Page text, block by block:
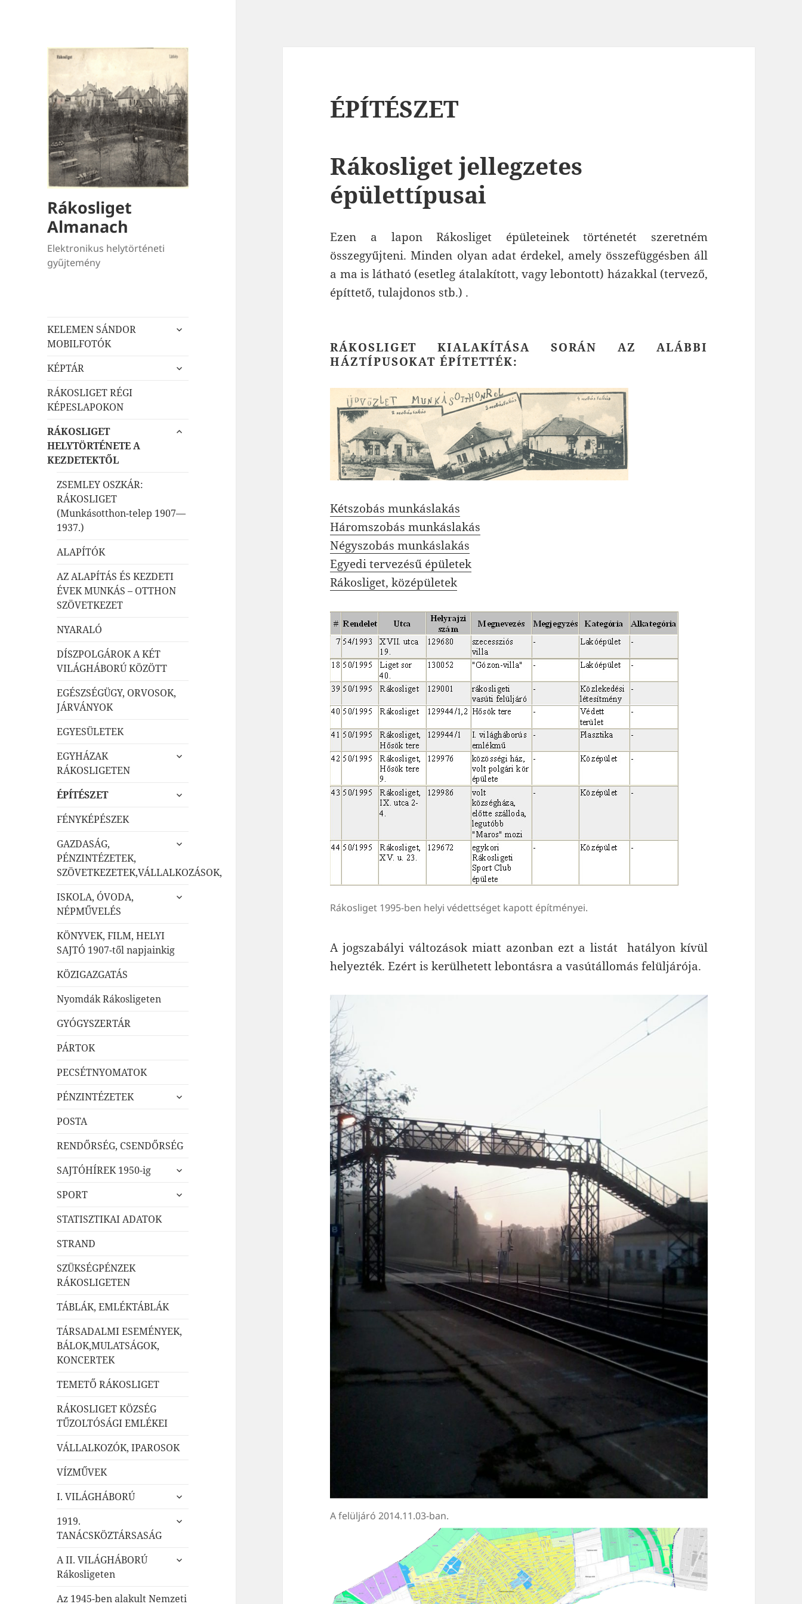
Rákosliget
Almanach
Elektronikus helytörténeti
gyűjtemény
KELEMEN SÁNDOR
MOBILFOTÓK
almenü
KÉPTÁR
almenü
RÁKOSLIGET RÉGI
KÉPESLAPOKON
RÁKOSLIGET
HELYTÖRTÉNETE A
KEZDETEKTŐL
almenü
ZSEMLEY OSZKÁR:
RÁKOSLIGET
(Munkásotthon-telep 1907—
1937.)
ALAPÍTÓK
AZ ALAPÍTÁS ÉS KEZDETI
ÉVEK MUNKÁS – OTTHON
SZÖVETKEZET
NYARALÓ
DÍSZPOLGÁROK A KÉT
VILÁGHÁBORÚ KÖZÖTT
EGÉSZSÉGÜGY, ORVOSOK,
JÁRVÁNYOK
EGYESÜLETEK
EGYHÁZAK
RÁKOSLIGETEN
almenü
ÉPÍTÉSZET
almenü
FÉNYKÉPÉSZEK
GAZDASÁG,
PÉNZINTÉZETEK,
SZÖVETKEZETEK,VÁLLALKOZÁSOK,
almenü
ISKOLA, ÓVODA,
NÉPMŰVELÉS
almenü
KÖNYVEK, FILM, HELYI
SAJTÓ 1907-től napjainkig
KÖZIGAZGATÁS
Nyomdák Rákosligeten
GYÓGYSZERTÁR
PÁRTOK
PECSÉTNYOMATOK
PÉNZINTÉZETEK
almenü
POSTA
RENDŐRSÉG, CSENDŐRSÉG
SAJTÓHÍREK 1950-ig
almenü
SPORT
almenü
STATISZTIKAI ADATOK
STRAND
SZÜKSÉGPÉNZEK
RÁKOSLIGETEN
TÁBLÁK, EMLÉKTÁBLÁK
TÁRSADALMI ESEMÉNYEK,
BÁLOK,MULATSÁGOK,
KONCERTEK
TEMETŐ RÁKOSLIGET
RÁKOSLIGET KÖZSÉG
TŰZOLTÓSÁGI EMLÉKEI
VÁLLALKOZÓK, IPAROSOK
VÍZMŰVEK
I. VILÁGHÁBORÚ
almenü
1919.
TANÁCSKÖZTÁRSASÁG
almenü
A II. VILÁGHÁBORÚ
Rákosligeten
almenü
Az 1945-ben alakult Nemzeti
ÉPÍTÉSZET
Rákosliget jellegzetes
épülettípusai
Ezen a lapon Rákosliget épületeinek történetét szeretném
összegyűjteni. Minden olyan adat érdekel, amely összefüggésben áll
a ma is látható (esetleg átalakított, vagy lebontott) házakkal (tervező,
építtető, tulajdonos stb.) .
RÁKOSLIGET KIALAKÍTÁSA SORÁN AZ ALÁBBI
HÁZTÍPUSOKAT ÉPÍTETTÉK:
Kétszobás munkáslakás
Háromszobás munkáslakás
Négyszobás munkáslakás
Egyedi tervezésű épületek
Rákosliget, középületek
Rákosliget 1995-ben helyi védettséget kapott építményei.
A jogszabályi változások miatt azonban ezt a listát hatályon kívül
helyezték. Ezért is kerülhetett lebontásra a vasútállomás felüljárója.
A felüljáró 2014.11.03-ban.